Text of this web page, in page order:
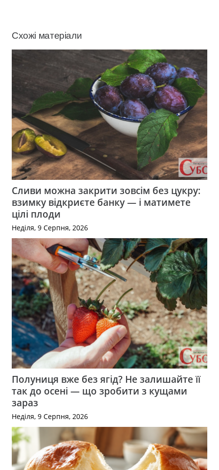
Схожі матеріали
Сливи можна закрити зовсім без цукру:
взимку відкриєте банку — і матимете
цілі плоди
Неділя, 9 Серпня, 2026
Полуниця вже без ягід? Не залишайте її
так до осені — що зробити з кущами
зараз
Неділя, 9 Серпня, 2026